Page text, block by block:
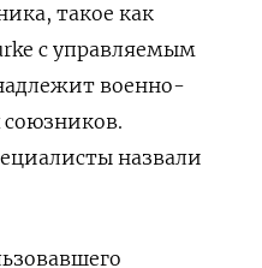
такое как
с управляемым
военно-
назвали